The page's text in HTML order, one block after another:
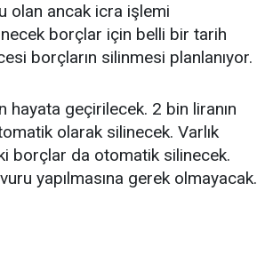
olan ancak icra işlemi
borçlar için belli bir tarih
borçların silinmesi planlanıyor.
geçirilecek. 2 bin liranın
olarak silinecek. Varlık
borçlar da otomatik silinecek.
yapılmasına gerek olmayacak.